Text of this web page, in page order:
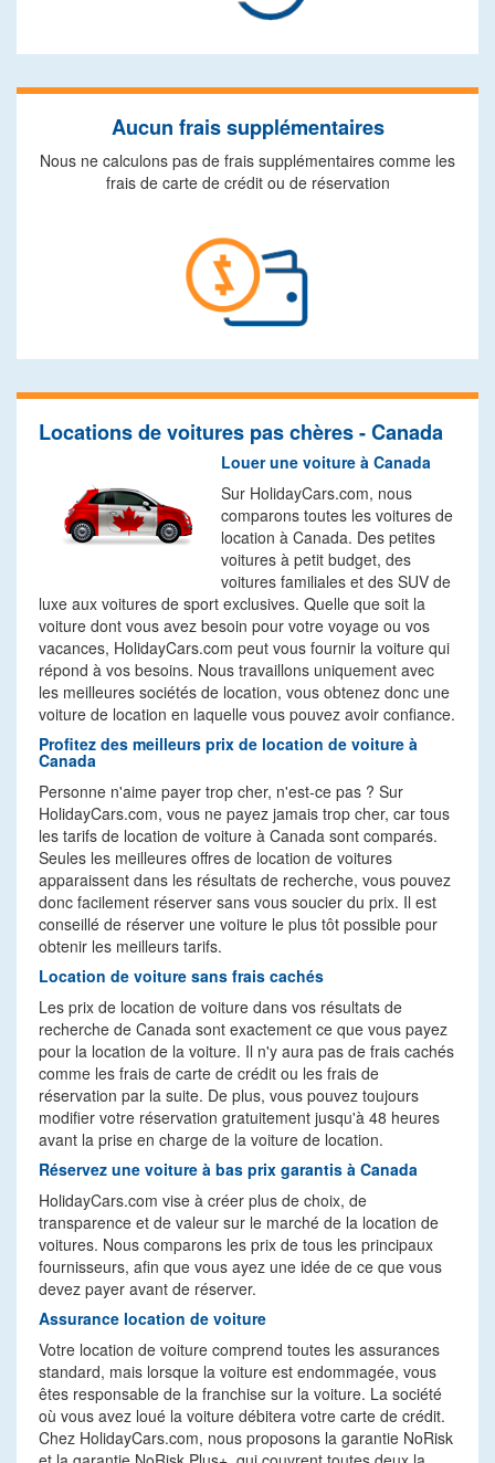
Aucun frais supplémentaires
Nous ne calculons pas de frais supplémentaires comme les
frais de carte de crédit ou de réservation
Locations de voitures pas chères - Canada
Louer une voiture à Canada
Sur HolidayCars.com, nous
comparons toutes les voitures de
location à Canada. Des petites
voitures à petit budget, des
voitures familiales et des SUV de
luxe aux voitures de sport exclusives. Quelle que soit la
voiture dont vous avez besoin pour votre voyage ou vos
vacances, HolidayCars.com peut vous fournir la voiture qui
répond à vos besoins. Nous travaillons uniquement avec
les meilleures sociétés de location, vous obtenez donc une
voiture de location en laquelle vous pouvez avoir confiance.
Profitez des meilleurs prix de location de voiture à
Canada
Personne n'aime payer trop cher, n'est-ce pas ? Sur
HolidayCars.com, vous ne payez jamais trop cher, car tous
les tarifs de location de voiture à Canada sont comparés.
Seules les meilleures offres de location de voitures
apparaissent dans les résultats de recherche, vous pouvez
donc facilement réserver sans vous soucier du prix. Il est
conseillé de réserver une voiture le plus tôt possible pour
obtenir les meilleurs tarifs.
Location de voiture sans frais cachés
Les prix de location de voiture dans vos résultats de
recherche de Canada sont exactement ce que vous payez
pour la location de la voiture. Il n'y aura pas de frais cachés
comme les frais de carte de crédit ou les frais de
réservation par la suite. De plus, vous pouvez toujours
modifier votre réservation gratuitement jusqu'à 48 heures
avant la prise en charge de la voiture de location.
Réservez une voiture à bas prix garantis à Canada
HolidayCars.com vise à créer plus de choix, de
transparence et de valeur sur le marché de la location de
voitures. Nous comparons les prix de tous les principaux
fournisseurs, afin que vous ayez une idée de ce que vous
devez payer avant de réserver.
Assurance location de voiture
Votre location de voiture comprend toutes les assurances
standard, mais lorsque la voiture est endommagée, vous
êtes responsable de la franchise sur la voiture. La société
où vous avez loué la voiture débitera votre carte de crédit.
Chez HolidayCars.com, nous proposons la garantie NoRisk